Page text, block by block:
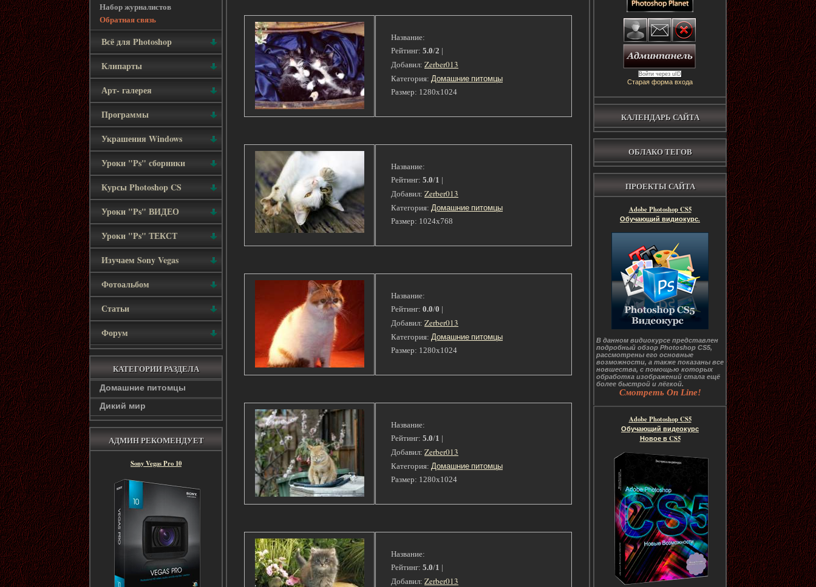
Набор журналистов
Обратная связь
Всё для Photoshop
Клипарты
Арт- галерея
Программы
Украшения Windows
Уроки "Ps" сборники
Курсы Photoshop CS
Уроки "Ps" ВИДЕО
Уроки "Ps" ТЕКСТ
Изучаем Sony Vegas
Фотоальбом
Статьи
Форум
КАТЕГОРИИ РАЗДЕЛА
Домашние питомцы
Дикий мир
АДМИН РЕКОМЕНДУЕТ
Sony Vegas Pro 10
Войти через uID
Старая форма входа
КАЛЕНДАРЬ САЙТА
ОБЛАКО ТЕГОВ
ПРОЕКТЫ САЙТА
Adobe Photoshop CS5
Обучающий видиокурс.
В данном видиокурсе представлен
подробный обзор Photoshop CS5,
рассмотрены его основные
возможности, а также показаны все
новшества, с помощью которых
обработка изображений стала ещё
более быстрой и лёгкой.
Смотреть On Line!
Adobe Photoshop CS5
Обучающий видеокурс
Новое в CS5
Название:
Рейтинг: 5.0/2 |
Добавил: Zerber013
Категория: Домашние питомцы
Размер: 1280x1024
Название:
Рейтинг: 5.0/1 |
Добавил: Zerber013
Категория: Домашние питомцы
Размер: 1024x768
Название:
Рейтинг: 0.0/0 |
Добавил: Zerber013
Категория: Домашние питомцы
Размер: 1280x1024
Название:
Рейтинг: 5.0/1 |
Добавил: Zerber013
Категория: Домашние питомцы
Размер: 1280x1024
Название:
Рейтинг: 5.0/1 |
Добавил: Zerber013